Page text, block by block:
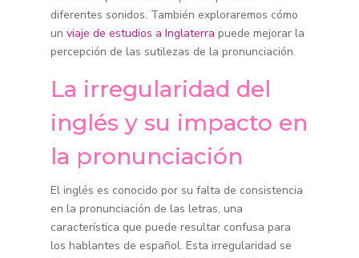
diferentes sonidos. También exploraremos cómo
un viaje de estudios a Inglaterra puede mejorar la
percepción de las sutilezas de la pronunciación.
La irregularidad del
inglés y su impacto en
la pronunciación
El inglés es conocido por su falta de consistencia
en la pronunciación de las letras, una
característica que puede resultar confusa para
los hablantes de español. Esta irregularidad se